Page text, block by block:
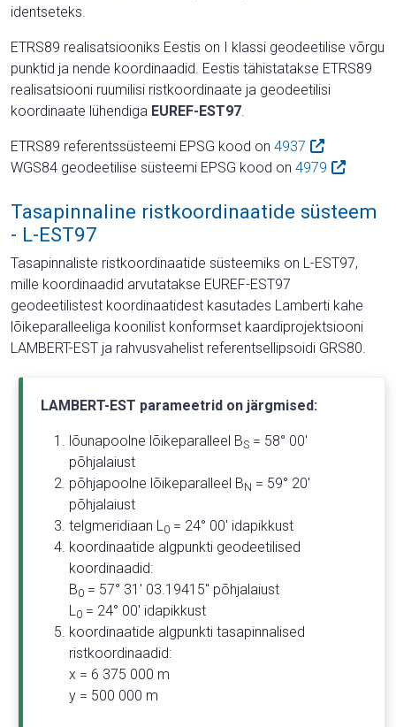
identseteks.
ETRS89 realisatsiooniks Eestis on I klassi geodeetilise võrgu
punktid ja nende koordinaadid. Eestis tähistatakse ETRS89
realisatsiooni ruumilisi ristkoordinaate ja geodeetilisi
koordinaate lühendiga EUREF-EST97.
ETRS89 referentssüsteemi EPSG kood on 4937
WGS84 geodeetilise süsteemi EPSG kood on 4979
Tasapinnaline ristkoordinaatide süsteem
- L-EST97
Tasapinnaliste ristkoordinaatide süsteemiks on L-EST97,
mille koordinaadid arvutatakse EUREF-EST97
geodeetilistest koordinaatidest kasutades Lamberti kahe
lõikeparalleeliga koonilist konformset kaardiprojektsiooni
LAMBERT-EST ja rahvusvahelist referentsellipsoidi GRS80.
LAMBERT-EST parameetrid on järgmised:
lõunapoolne lõikeparalleel BS= 58° 00'
põhjalaiust
põhjapoolne lõikeparalleel BN = 59° 20'
põhjalaiust
telgmeridiaan L0= 24° 00' idapikkust
koordinaatide algpunkti geodeetilised
koordinaadid:
B0= 57° 31' 03.19415" põhjalaiust
L0= 24° 00' idapikkust
koordinaatide algpunkti tasapinnalised
ristkoordinaadid:
x = 6 375 000 m
y = 500 000 m